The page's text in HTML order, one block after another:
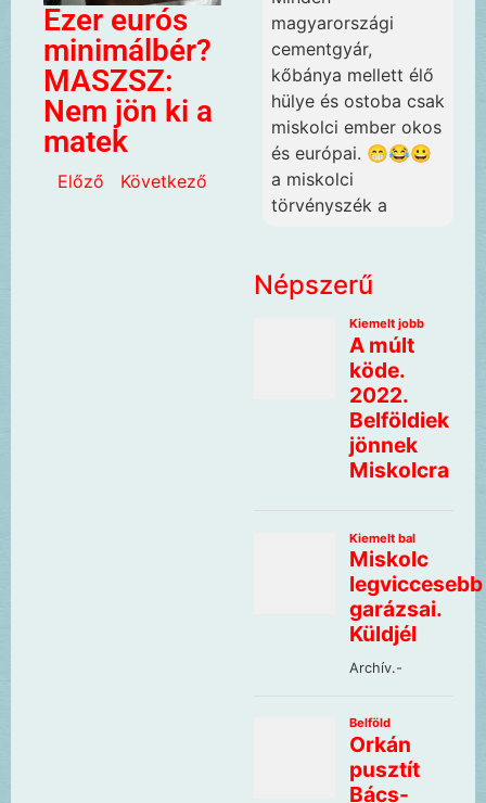
Ezer eurós
minimálbér?
MASZSZ:
Nem jön ki a
matek
Előző Következő
magyarországi
cementgyár,
kőbánya mellett élő
hülye és ostoba csak
miskolci ember okos
és európai. 😁😂😀
a miskolci
törvényszék a
Népszerű